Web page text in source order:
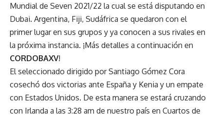
Mundial de Seven 2021/22 la cual se está disputando en
Dubai. Argentina, Fiji, Sudáfrica se quedaron con el
primer lugar en sus grupos y ya conocen a sus rivales en
la próxima instancia. ¡Más detalles a continuación en
CORDOBAXV!
El seleccionado dirigido por Santiago Gómez Cora
cosechó dos victorias ante España y Kenia y un empate
con Estados Unidos. De esta manera se estará cruzando
con Irlanda a las 3:28 am de nuestro país en Cuartos de